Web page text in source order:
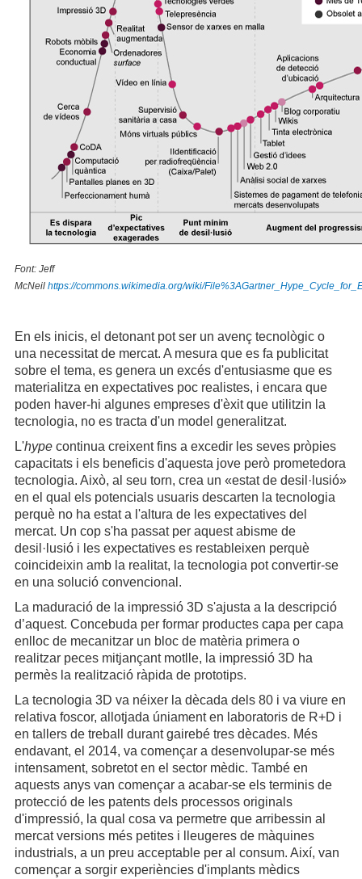
Font: Jeff
McNeil https://commons.wikimedia.org/wiki/
En els inicis, el detonant pot ser un avenç tecnològic o
una necessitat de mercat. A mesura que es fa publicitat
sobre el tema, es genera un excés d'entusiasme que es
materialitza en expectatives poc realistes, i encara que
poden haver-hi algunes empreses d'èxit que utilitzin la
tecnologia, no es tracta d'un model generalitzat.
L'hypecontinua creixent fins a excedir les seves pròpies
capacitats i els beneficis d'aquesta jove però prometedora
tecnologia. Això, al seu torn, crea un «estat de desil·lusió»
en el qual els potencials usuaris descarten la tecnologia
perquè no ha estat a l'altura de les expectatives del
mercat. Un cop s'ha passat per aquest abisme de
desil·lusió i les expectatives es restableixen perquè
coincideixin amb la realitat, la tecnologia pot convertir-se
en una solució convencional.
La maduració de la impressió 3D s'ajusta a la descripció
d’aquest. Concebuda per formar productes capa per capa
enlloc de mecanitzar un bloc de matèria primera o
realitzar peces mitjançant motlle, la impressió 3D ha
permès la realització ràpida de prototips.
La tecnologia 3D va néixer la dècada dels 80 i va viure en
relativa foscor, allotjada úniament en laboratoris de R+D i
en tallers de treball durant gairebé tres dècades. Més
endavant, el 2014, va començar a desenvolupar-se més
intensament, sobretot en el sector mèdic. També en
aquests anys van començar a acabar-se els terminis de
protecció de les patents dels processos originals
d'impressió, la qual cosa va permetre que arribessin al
mercat versions més petites i lleugeres de màquines
industrials, a un preu acceptable per al consum. Així, van
començar a sorgir experiències d'implants mèdics